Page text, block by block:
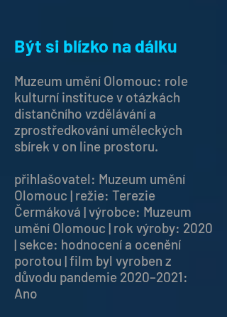
Být si blízko na dálku
Muzeum umění Olomouc: role
kulturní instituce v otázkách
distančního vzdělávání a
zprostředkování uměleckých
sbírek v on line prostoru.
přihlašovatel: Muzeum umění
Olomouc | režie: Terezie
Čermáková | výrobce: Muzeum
umění Olomouc | rok výroby: 2020
| sekce: hodnocení a ocenění
porotou | film byl vyroben z
důvodu pandemie 2020–2021:
Ano